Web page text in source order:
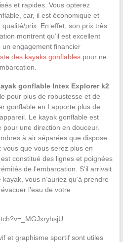
et rapides. Vous opterez
car, il est économique et
prix. En effet, son prix très
montrent qu’il est excellent
engagement financier
des kayaks gonflablespour ne
gonflable Intex Explorer k2
pour plus de robustesse et de
gonflable en I apporte plus de
Le kayak gonflable est
pour une direction en douceur.
à air séparées que dispose
que vous serez plus en
constitué des lignes et poignées
de l’embarcation. S’il arrivait
vous n’auriez qu’à prendre
l’eau de votre
et graphisme sportif sont utiles